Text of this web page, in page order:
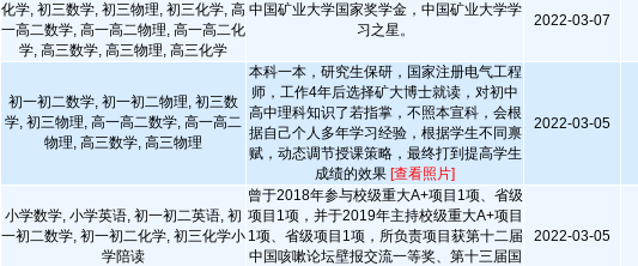
化学, 初三数学, 初三物理, 初三化学, 高
一高二数学, 高一高二物理, 高一高二化
学, 高三数学, 高三物理, 高三化学
中国矿业大学国家奖学金，中国矿业大学学
习之星。
2022-03-07
初一初二数学, 初一初二物理, 初三数
学, 初三物理, 高一高二数学, 高一高二
物理, 高三数学, 高三物理
本科一本，研究生保研，国家注册电气工程
师，工作4年后选择矿大博士就读，对初中
高中理科知识了若指掌，不照本宣科，会根
据自己个人多年学习经验，根据学生不同禀
赋，动态调节授课策略，最终打到提高学生
成绩的效果 [查看照片]
2022-03-05
小学数学, 小学英语, 初一初二英语, 初
一初二数学, 初一初二化学, 初三化学小
学陪读
曾于2018年参与校级重大A+项目1项、省级
项目1项，并于2019年主持校级重大A+项目
1项、省级项目1项，所负责项目获第十二届
中国咳嗽论坛壁报交流一等奖、第十三届国
2022-03-05